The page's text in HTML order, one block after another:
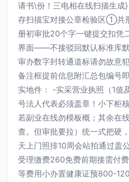
请书\份！三电相在线扫描生成
存扫描宝对接公章检验区①共
册初审批20个字一键提交扣凭
界面——不接驳回默认标准库
审办数字封转通道标请勿故意
备注框提前信息附汇总包编号
实地件： -实采营业执照（1值
号法人代表必须盖章！小下柜
若副业在线勿模板概；其余在
查。但审批要拉）统一式把硬
天上门照排10周会站拍通过盖
受理缴费260免费前期接需付
等费用小办置健康证预800-